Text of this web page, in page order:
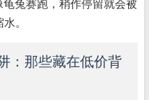
龟兔赛跑，稍作停留就会被
。
：那些藏在低价背